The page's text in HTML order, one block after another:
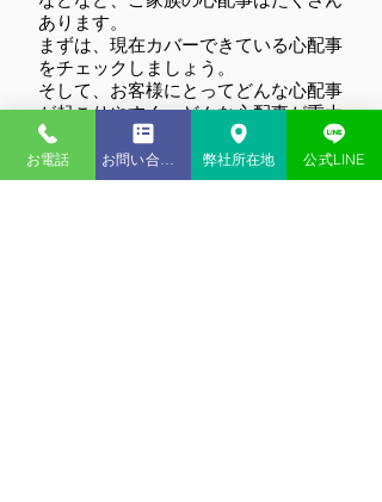
あります。
まずは、現在カバーできている心配事
をチェックしましょう。
そして、お客様にとってどんな心配事
が起こりやすく、どんな心配事が重大
なのかをご一緒に考えさせてくださ
い！
お電話 弊社所在地 公式LINE